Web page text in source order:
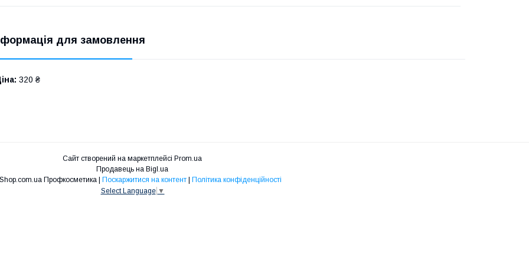
для замовлення
320 ₴
Сайт створений на маркетплейсі Prom.ua
Продавець на Bigl.ua
Niko Shop.com.ua Профкосметика | Поскаржитися на контент | Політика конфіденційності
Select Language ▼